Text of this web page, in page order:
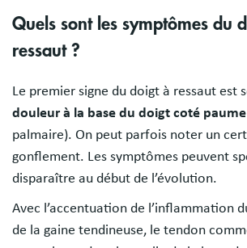
Quels sont les symptômes du
ressaut ?
Le premier signe du doigt à ressaut est
douleur à la base du doigt coté paume
palmaire). On peut parfois noter un
gonflement. Les symptômes peuvent
disparaître au début de l’évolution.
Avec l’accentuation de l’inflammation
de la gaine tendineuse, le tendon